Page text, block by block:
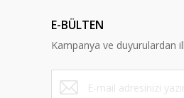
Y... A... | 10/09/2023
Deneyimini Paylaş
E-BÜLTEN
Kampanya ve duyurulardan